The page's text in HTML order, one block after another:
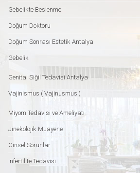
Gebelikte Beslenme
Doğum Doktoru
Doğum Sonrası Estetik Antalya
Gebelik
Genital Siğil Tedavisi Antalya
Vajinismus ( Vajinusmus )
Miyom Tedavisi ve Ameliyatı
Jinekolojik Muayene
Cinsel Sorunlar
infertilite Tedavisi